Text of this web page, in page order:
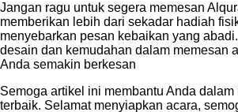
Jangan ragu untuk segera memesan
memberikan lebih dari sekadar hadiah
menyebarkan pesan kebaikan yang
desain dan kemudahan dalam memesan
Anda semakin berkesan
Semoga artikel ini membantu Anda
terbaik. Selamat menyiapkan acara,